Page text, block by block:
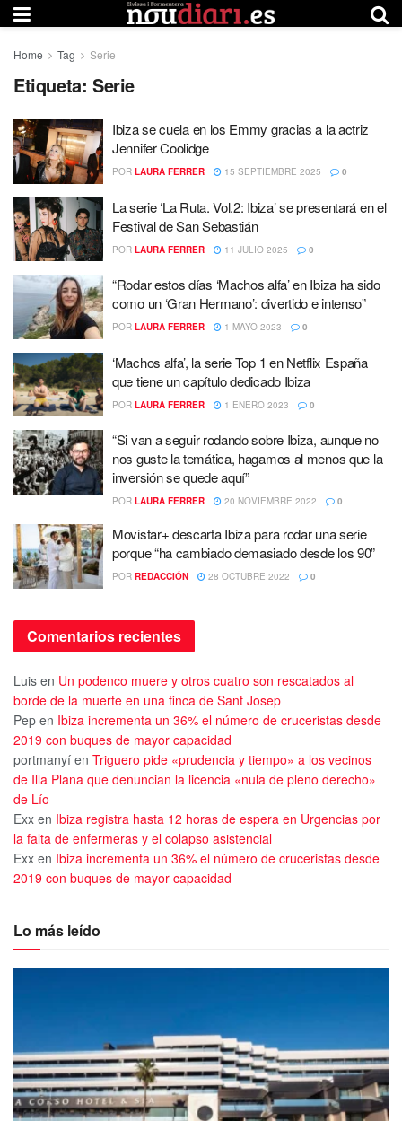
Home Tag Serie
Etiqueta: Serie
Ibiza se cuela en los Emmy gracias a la actriz
Jennifer Coolidge
POR LAURA FERRER 15 SEPTIEMBRE 2025 0
La serie ‘La Ruta. Vol.2: Ibiza’ se presentará en el
Festival de San Sebastián
POR LAURA FERRER 11 JULIO 2025 0
“Rodar estos días ‘Machos alfa’ en Ibiza ha sido
como un ‘Gran Hermano’: divertido e intenso”
POR LAURA FERRER 1 MAYO 2023 0
‘Machos alfa’, la serie Top 1 en Netflix España
que tiene un capítulo dedicado Ibiza
POR LAURA FERRER 1 ENERO 2023 0
“Si van a seguir rodando sobre Ibiza, aunque no
nos guste la temática, hagamos al menos que la
inversión se quede aquí”
POR LAURA FERRER 20 NOVIEMBRE 2022 0
Movistar+ descarta Ibiza para rodar una serie
porque “ha cambiado demasiado desde los 90”
POR REDACCIÓN 28 OCTUBRE 2022 0
Comentarios recientes
Luis en Un podenco muere y otros cuatro son rescatados al
borde de la muerte en una finca de Sant Josep
Pep en Ibiza incrementa un 36% el número de cruceristas desde
2019 con buques de mayor capacidad
portmanyí en Triguero pide «prudencia y tiempo» a los vecinos
de Illa Plana que denuncian la licencia «nula de pleno derecho»
de Lío
Exx en Ibiza registra hasta 12 horas de espera en Urgencias por
la falta de enfermeras y el colapso asistencial
Exx en Ibiza incrementa un 36% el número de cruceristas desde
2019 con buques de mayor capacidad
Lo más leído